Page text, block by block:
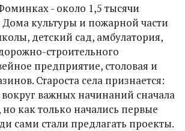
- около 1,5 тысячи
культуры и пожарной части
детский сад, амбулатория,
строительного
предприятие, столовая и
Староста села признается:
вокруг важных начинаний сначала
как только начались первые
сами стали предлагать проекты.